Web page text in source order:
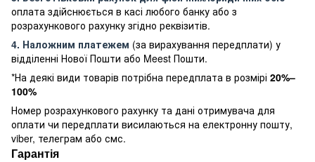
оплата здійснюється в касі любого банку або з
розрахункового рахунку згідно реквізитів.
4. Наложним платежем (за вирахування передплати) у
відділенні Нової Пошти або Meest Пошти.
*На деякі види товарів потрібна передплата в розмірі 20%–
100%
Номер розрахункового рахунку та дані отримувача для
оплати чи передплати висилаються на електронну пошту,
viber, телеграм або смс.
Гарантія